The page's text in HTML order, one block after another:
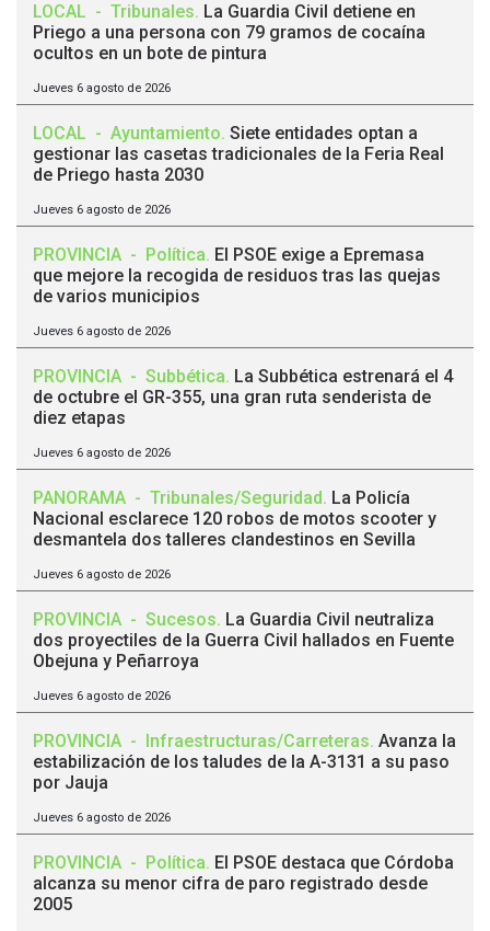
LOCAL - Tribunales. La Guardia Civil detiene en
Priego a una persona con 79 gramos de cocaína
ocultos en un bote de pintura
Jueves 6 agosto de 2026
LOCAL - Ayuntamiento. Siete entidades optan a
gestionar las casetas tradicionales de la Feria Real
de Priego hasta 2030
Jueves 6 agosto de 2026
PROVINCIA - Política. El PSOE exige a Epremasa
que mejore la recogida de residuos tras las quejas
de varios municipios
Jueves 6 agosto de 2026
PROVINCIA - Subbética. La Subbética estrenará el 4
de octubre el GR-355, una gran ruta senderista de
diez etapas
Jueves 6 agosto de 2026
PANORAMA - Tribunales/Seguridad. La Policía
Nacional esclarece 120 robos de motos scooter y
desmantela dos talleres clandestinos en Sevilla
Jueves 6 agosto de 2026
PROVINCIA - Sucesos. La Guardia Civil neutraliza
dos proyectiles de la Guerra Civil hallados en Fuente
Obejuna y Peñarroya
Jueves 6 agosto de 2026
PROVINCIA - Infraestructuras/Carreteras. Avanza la
estabilización de los taludes de la A-3131 a su paso
por Jauja
Jueves 6 agosto de 2026
PROVINCIA - Política. El PSOE destaca que Córdoba
alcanza su menor cifra de paro registrado desde
2005